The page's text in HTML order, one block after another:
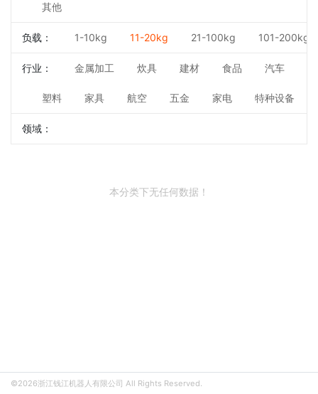
其他
负载： 1-10kg 11-20kg 21-100kg 101-200kg
行业： 金属加工 炊具 建材 食品 汽车
塑料 家具 航空 五金 家电 特种设备
领域：
本分类下无任何数据！
©2026浙江钱江机器人有限公司 All Rights Reserved.